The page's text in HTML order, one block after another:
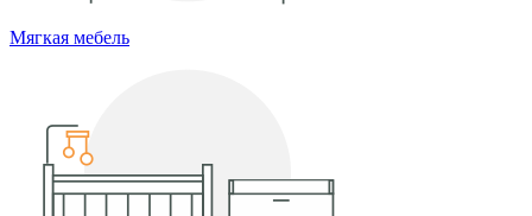
Мягкая мебель